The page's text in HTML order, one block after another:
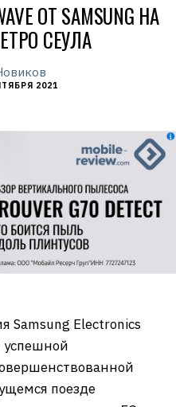
ОТ SAMSUNG НА
СЕУЛА
2021
Samsung Electronics
успешной
поезде